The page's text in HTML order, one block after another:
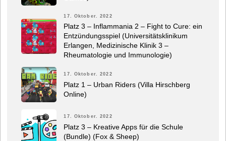
17. Oktober. 2022
Platz 3 – Inflammania 2 – Fight to Cure: ein
Entzündungsspiel (Universitätsklinikum
Erlangen, Medizinische Klinik 3 –
Rheumatologie und Immunologie)
17. Oktober. 2022
Platz 1 – Urban Riders (Villa Hirschberg
Online)
17. Oktober. 2022
Platz 3 – Kreative Apps für die Schule
(Bundle) (Fox & Sheep)